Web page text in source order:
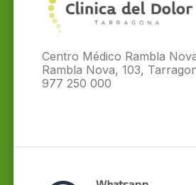
Centro Médico Rambla
Rambla Nova, 103,
977 250 000